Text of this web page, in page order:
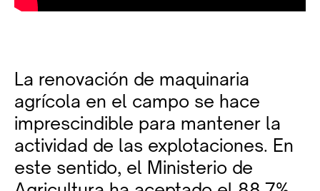
La renovación de maquinaria
agrícola en el campo se hace
imprescindible para mantener la
actividad de las explotaciones. En
este sentido, el Ministerio de